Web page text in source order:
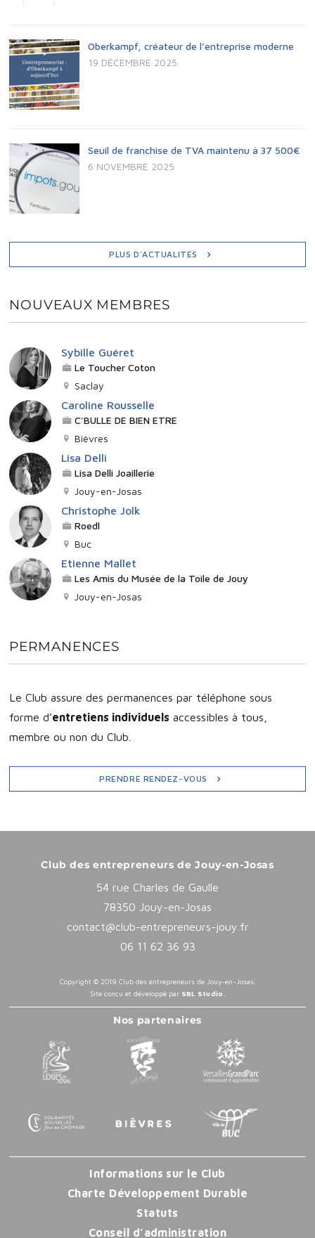
Oberkampf, créateur de l’entreprise moderne
19 DÉCEMBRE 2025
Seuil de franchise de TVA maintenu à 37 500€
6 NOVEMBRE 2025
PLUS D'ACTUALITÉS
NOUVEAUX MEMBRES
Sybille Guéret
Le Toucher Coton
Saclay
Caroline Rousselle
C'BULLE DE BIEN ETRE
Bièvres
Lisa Delli
Lisa Delli Joaillerie
Jouy-en-Josas
Christophe Jolk
Roedl
Buc
Etienne Mallet
Les Amis du Musée de la Toile de Jouy
Jouy-en-Josas
PERMANENCES
Le Club assure des permanences par téléphone sous
forme d’entretiens individuels accessibles à tous,
membre ou non du Club.
PRENDRE RENDEZ-VOUS
Club des entrepreneurs de Jouy-en-Josas
54 rue Charles de Gaulle
78350 Jouy-en-Josas
contact@club-entrepreneurs-jouy.fr
06 11 62 36 93
Copyright © 2019 Club des entrepreneurs de Jouy-en-Josas.
Site conçu et développé par SBL Studio
Nos partenaires
Informations sur le Club
Charte Développement Durable
Statuts
Conseil d’administration